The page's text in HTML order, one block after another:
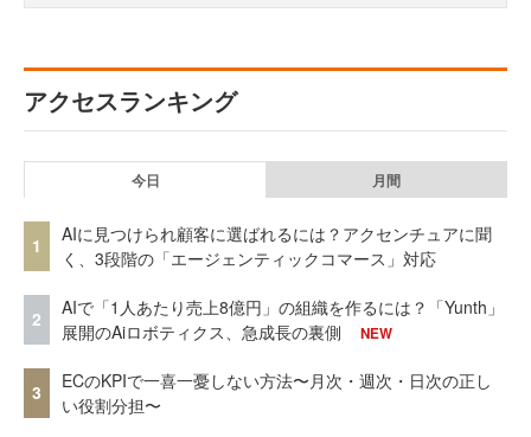
アクセスランキング
今日 月間
1
AIに見つけられ顧客に選ばれるには？アクセンチュアに聞
く、3段階の「エージェンティックコマース」対応
2
AIで「1人あたり売上8億円」の組織を作るには？「Yunth」
展開のAiロボティクス、急成長の裏側
NEW
3
ECのKPIで一喜一憂しない方法〜月次・週次・日次の正し
い役割分担〜